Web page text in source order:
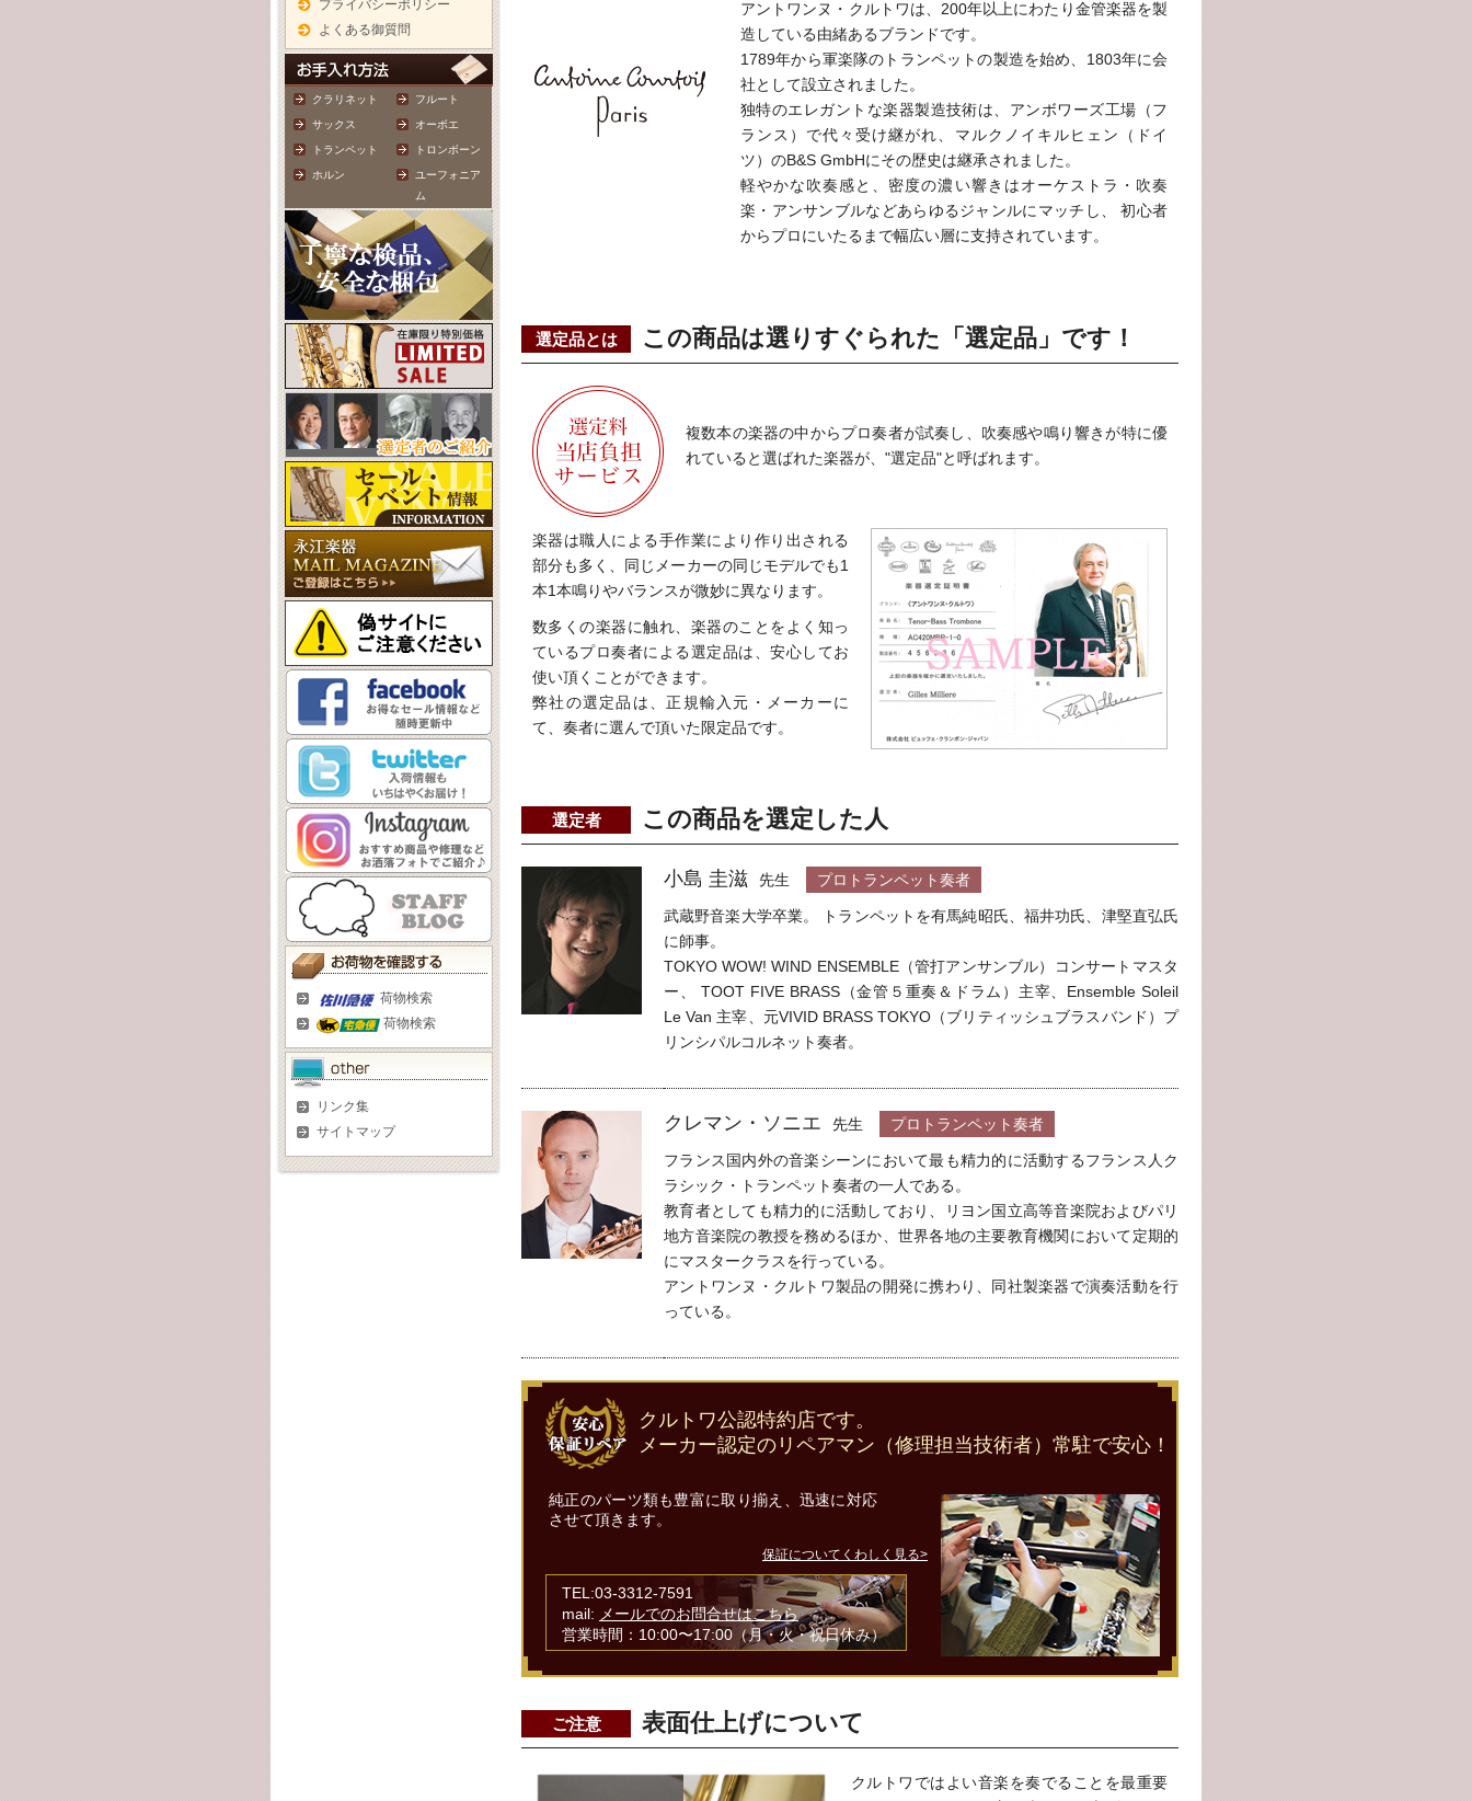
プライバシーポリシー
よくある御質問
クラリネット フルート
サックス オーボエ
トランペット トロンボーン
ホルン
ユーフォニア
ム
荷物検索
荷物検索
リンク集
サイトマップ
アントワンヌ・クルトワは、200年以上にわたり金管楽器を製
造している由緒あるブランドです。
1789年から軍楽隊のトランペットの製造を始め、1803年に会
社として設立されました。
独特のエレガントな楽器製造技術は、アンボワーズ工場（フ
ランス）で代々受け継がれ、マルクノイキルヒェン（ドイ
ツ）のB&S GmbHにその歴史は継承されました。
軽やかな吹奏感と、密度の濃い響きはオーケストラ・吹奏
楽・アンサンブルなどあらゆるジャンルにマッチし、 初心者
からプロにいたるまで幅広い層に支持されています。
選定品とは この商品は選りすぐられた「選定品」です！
複数本の楽器の中からプロ奏者が試奏し、吹奏感や鳴り響きが特に優
れていると選ばれた楽器が、"選定品"と呼ばれます。
楽器は職人による手作業により作り出される
部分も多く、同じメーカーの同じモデルでも1
本1本鳴りやバランスが微妙に異なります。
数多くの楽器に触れ、楽器のことをよく知っ
ているプロ奏者による選定品は、安心してお
使い頂くことができます。
弊社の選定品は、正規輸入元・メーカーに
て、奏者に選んで頂いた限定品です。
選定者 この商品を選定した人
小島 圭滋 先生 プロトランペット奏者
武蔵野音楽大学卒業。 トランペットを有馬純昭氏、福井功氏、津堅直弘氏
に師事。
TOKYO WOW! WIND ENSEMBLE（管打アンサンブル）コンサートマスタ
ー、 TOOT FIVE BRASS（金管５重奏＆ドラム）主宰、Ensemble Soleil
Le Van 主宰、元VIVID BRASS TOKYO（ブリティッシュブラスバンド）プ
リンシパルコルネット奏者。
クレマン・ソニエ 先生 プロトランペット奏者
フランス国内外の音楽シーンにおいて最も精力的に活動するフランス人ク
ラシック・トランペット奏者の一人である。
教育者としても精力的に活動しており、リヨン国立高等音楽院およびパリ
地方音楽院の教授を務めるほか、世界各地の主要教育機関において定期的
にマスタークラスを行っている。
アントワンヌ・クルトワ製品の開発に携わり、同社製楽器で演奏活動を行
っている。
クルトワ公認特約店です。
メーカー認定のリペアマン（修理担当技術者）常駐で安心！
純正のパーツ類も豊富に取り揃え、迅速に対応
させて頂きます。
保証についてくわしく見る>
TEL:03-3312-7591
mail: メールでのお問合せはこちら
営業時間：10:00〜17:00（月・火・祝日休み）
ご注意 表面仕上げについて
クルトワではよい音楽を奏でることを最重要